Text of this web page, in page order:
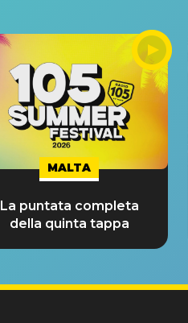
MALTA
La puntata completa
della quinta tappa